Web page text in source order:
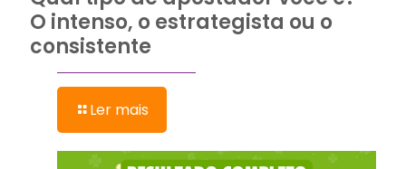
O intenso, o estrategista ou o
consistente
Ler mais